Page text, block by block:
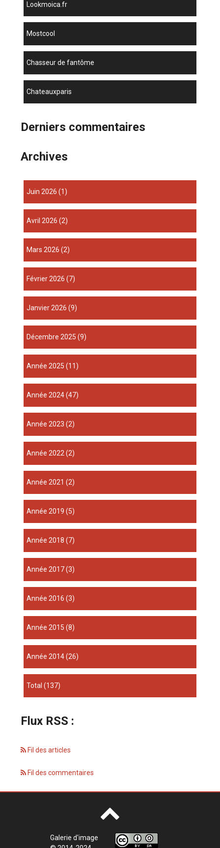
lookmoica.fr
mostcool
chasseur de fantôme
chateauxparis
Derniers commentaires
Archives
juin 2026 (1)
avril 2026 (2)
mars 2026 (2)
février 2026 (7)
janvier 2026 (9)
décembre 2025 (9)
année 2025 (11)
année 2024(47)
année 2023 (2)
année 2022 (2)
année 2021 (2)
année 2019 (5)
année 2018 (7)
année 2017(3)
année 2016 (3)
année 2015 (8)
année 2014(26)
total(137)
Flux RSS :
Fil des articles
Fil des commentaires
Galerie d'image